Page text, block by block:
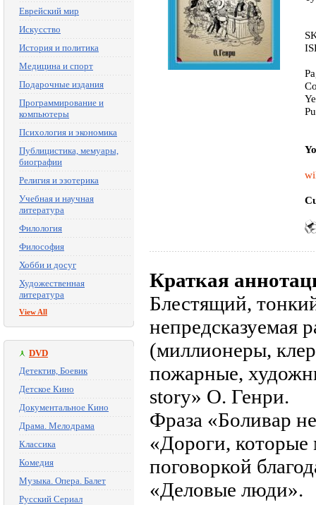
Еврейский мир
Искусство
История и политика
Медицина и спорт
Подарочные издания
Программирование и
компьютеры
Психология и экономика
Публицистика, мемуары,
биографии
Религия и эзотерика
Учебная и научная
литература
Филология
Философия
Хобби и досуг
Художественная
литература
View All
DVD
Детектив, Боевик
Детское Кино
Документальное Кино
Драма. Мелодрама
Классика
Комедия
Музыка. Опера. Балет
Русский Сериал
Краткая
Блестящий,
непредсказуемая
(миллионеры,
пожарные,
story» О. Генри.
Фраза «Боливар
«Дороги,
поговоркой
«Деловые люди».